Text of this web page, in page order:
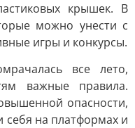
крышек. В
можно унести с
игры и конкурсы.
все лето,
важные правила.
опасности,
себя на платформах и